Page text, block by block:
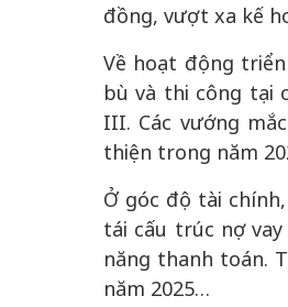
đồng, vượt xa kế
Về hoạt động
bù và thi công tại
III. Các vướng
thiện trong năm
Ở góc độ tài
tái cấu trúc nợ
năng thanh toán.
năm 2025…
Hà Nội vững bước
không gian phát triển
mới - Kỳ 5: Thủ đô
lăng kính số hóa